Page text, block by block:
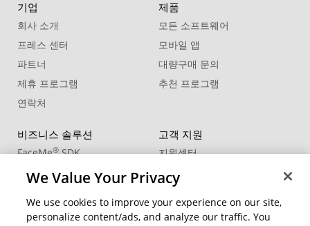
기업
회사 소개
프레스 센터
파트너
제휴 프로그램
연락처
제품
모든 소프트웨어
모바일 앱
대량구매 문의
추천 프로그램
비즈니스 솔루션
FaceMe®SDK
고객 지원
지원센터
제품 업데이트
커뮤니티 지역 변경
We Value Your Privacy
We use cookies to improve your experience on our site,
personalize content/ads, and analyze our traffic. You